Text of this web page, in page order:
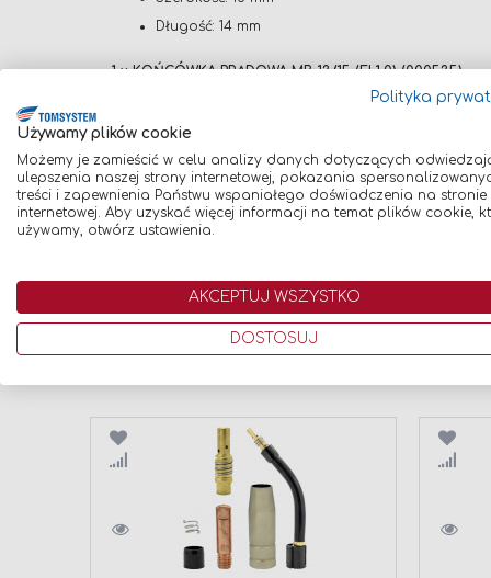
Długość: 14 mm
1 x KOŃCÓWKA PRĄDOWA MB 13/15 (FI 1,0) (000535)
Wysokiej jakości końcówka prądowa (średnica 1,0)
Mocowanie do palnika: M8
Średnica: 1,0
Znaleźliśmy inne produkty, które mogą
Porównaj
Polityka
Używamy plików cookie
Możemy je zamieścić w celu analizy danych dotyczących
ulepszenia naszej strony internetowej, pokazania
treści i zapewnienia Państwu wspaniałego doświadczenia na stronie
internetowej. Aby uzyskać więcej informacji na temat plików cookie,
używamy, otwórz ustawienia.
AKCEPTUJ WSZYSTKO
DOSTOSUJ